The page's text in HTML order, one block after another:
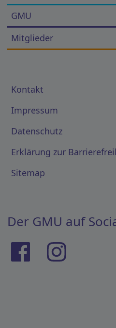
GMU
Mitglieder
Kontakt
Impressum
Datenschutz
Erklärung zur
Sitemap
Der GMU auf